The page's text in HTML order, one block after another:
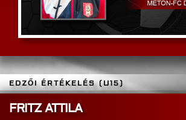
EDZŐI ÉRTÉKELÉS (U15)
FRITZ ATTILA